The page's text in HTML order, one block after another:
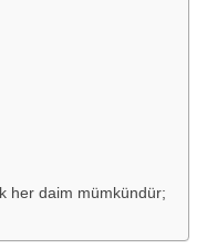
her daim mümkündür;